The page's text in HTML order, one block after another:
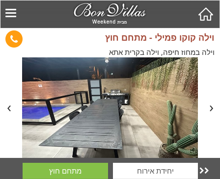
וילה קוקו פמילי - מתחם חוץ
וילה במחוז חיפה, וילה בקרית אתא
יחידת אירוח מתחם חוץ 